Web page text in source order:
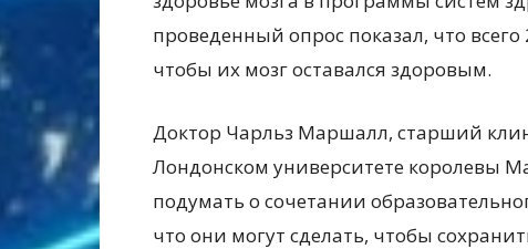
проведенный опрос показал, что
чтобы их мозг оставался здоровым.
Доктор Чарльз Маршалл, старший
Лондонском университете королевы
подумать о сочетании
что они могут сделать, чтобы